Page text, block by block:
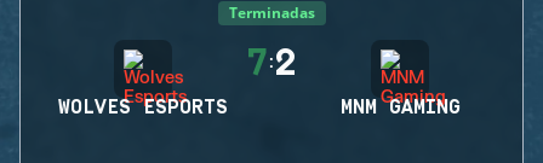
Terminadas
WOLVES ESPORTS
7:2
MNM GAMING